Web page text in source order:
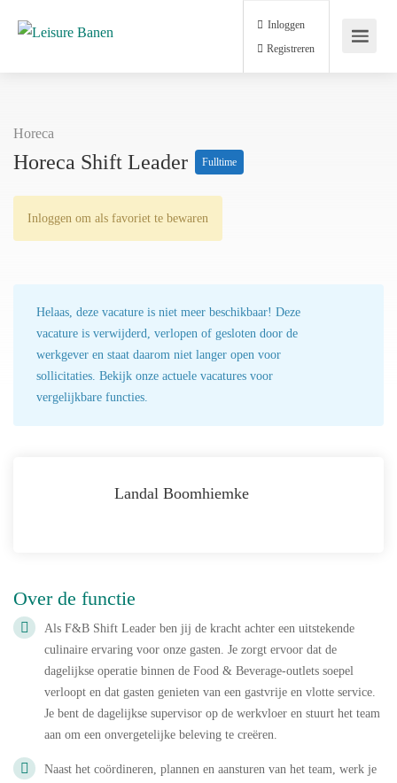
Inloggen
Registreren
Horeca
Horeca Shift Leader Fulltime
Inloggen om als favoriet te bewaren
Helaas, deze vacature is niet meer beschikbaar! Deze
vacature is verwijderd, verlopen of gesloten door de
werkgever en staat daarom niet langer open voor
sollicitaties. Bekijk onze actuele vacatures voor
vergelijkbare functies.
Landal Boomhiemke
Over de functie
Als F&B Shift Leader ben jij de kracht achter een uitstekende
culinaire ervaring voor onze gasten. Je zorgt ervoor dat de
dagelijkse operatie binnen de Food & Beverage-outlets soepel
verloopt en dat gasten genieten van een gastvrije en vlotte service.
Je bent de dagelijkse supervisor op de werkvloer en stuurt het team
aan om een onvergetelijke beleving te creëren.
Naast het coördineren, plannen en aansturen van het team, werk je